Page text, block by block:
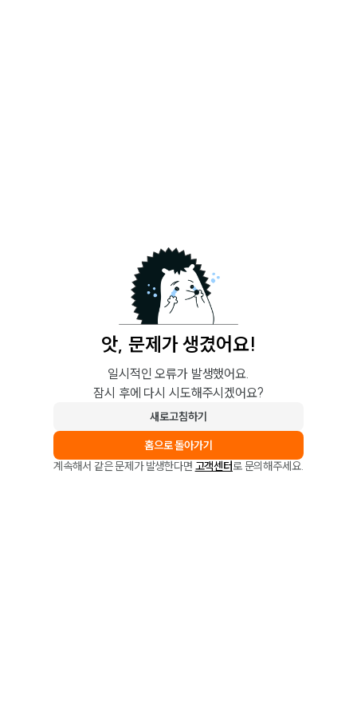
앗, 문제가 생겼어요!
일시적인 오류가 발생했어요.
잠시 후에 다시 시도해주시겠어요?
새로고침하기
홈으로 돌아가기
계속해서 같은 문제가 발생한다면 고객센터로 문의해주세요.